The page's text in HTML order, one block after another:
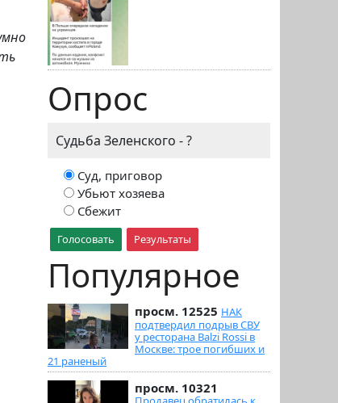
Опрос
Судьба Зеленского - ?
Суд, приговор
Убьют хозяева
Сбежит
Голосовать Результаты
Популярное
просм. 12525 НАК
подтвердил подрыв СВУ
у ресторана Balzi Rossi в
Москве: трое погибших и
21 раненый
просм. 10321